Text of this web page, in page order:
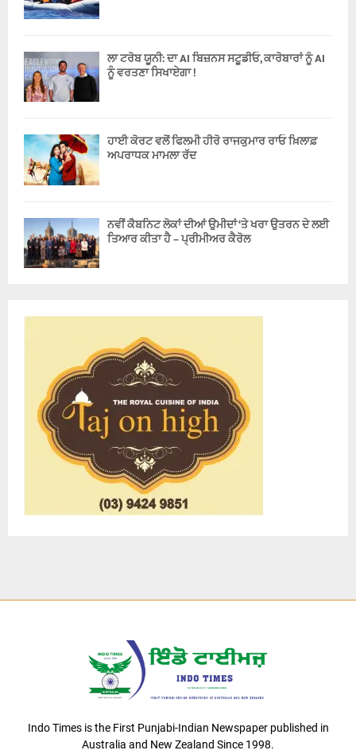
ਲਾ ਟਰੋਬ ਯੂਨੀ: ਦਾ AI ਬਿਜ਼ਨਸ ਸਟੂਡੀਓ, ਕਾਰੋਬਾਰਾਂ ਨੂੰ AI
ਨੂੰ ਵਰਤਣਾ ਸਿਖਾਏਗਾ !
ਹਾਈ ਕੋਰਟ ਵਲੋਂ ਫਿਲਮੀ ਹੀਰੋ ਰਾਜਕੁਮਾਰ ਰਾਓ ਖ਼ਿਲਾਫ਼
ਅਪਰਾਧਕ ਮਾਮਲਾ ਰੱਦ
ਨਵੀਂ ਕੈਬਨਿਟ ਲੋਕਾਂ ਦੀਆਂ ਉਮੀਦਾਂ ‘ਤੇ ਖਰਾ ਉਤਰਨ ਦੇ ਲਈ
ਤਿਆਰ ਕੀਤਾ ਹੈ – ਪ੍ਰੀਮੀਅਰ ਕੈਰੋਲ
Indo Times is the First Punjabi-Indian Newspaper published in
Australia and New Zealand Since 1998.